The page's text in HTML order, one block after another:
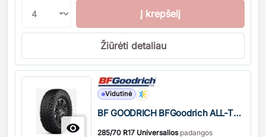
Į krepšelį
Žiūrėti detaliau

Vidutinė
BF GOODRICH BFGoodrich ALL-TERRAIN T/A KO2
285/70 R17 Universaliospadangos
Kiekis